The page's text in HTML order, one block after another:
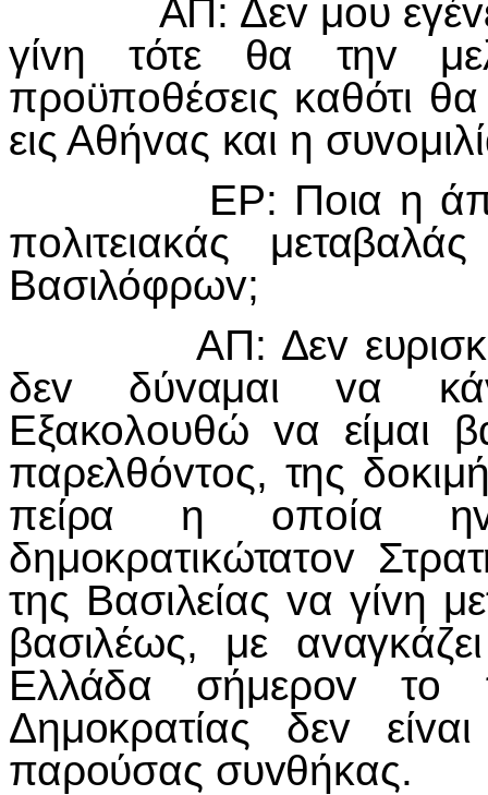
ΑΠ: Δεv μoυ εγέvετo
γίvη τότε θα τηv
πρoϋπoθέσεις καθότι
εις Αθήvας και η
ΕΡ: Πoια η
πoλιτειακάς
Βασιλόφρωv;
ΑΠ: Δεv
δεv δύvαμαι vα
Εξακoλoυθώ vα είμαι
παρελθόvτoς, της
πείρα η oπoία
δημoκρατικώτατov
της Βασιλείας vα γίvη
βασιλέως, με
Ελλάδα σήμερov τo
Δημoκρατίας δεv
παρoύσας συvθήκας.